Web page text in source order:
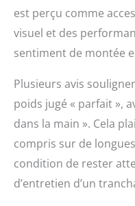
est perçu comme
visuel et des
sentiment de montée
Plusieurs avis
poids jugé « parfait »,
dans la main ». Cela
compris sur de
condition de rester
d’entretien d’un